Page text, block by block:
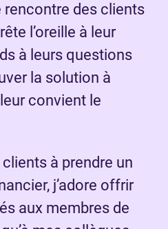
rencontre des clients
l’oreille à leur
à leurs questions
la solution à
convient le
clients à prendre un
j’adore offrir
aux membres de